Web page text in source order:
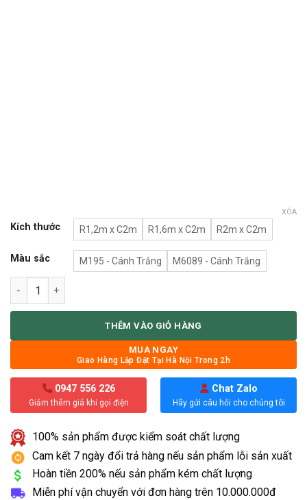
Kích thước R1,2m x C2m R1,6m x C2m R2m x C2m
Màu sắc M195 - Cánh Trắng M6089 - Cánh Trắng
XÓA
Tủ quần áo cánh lùa TA-L1 số lượng
THÊM VÀO GIỎ HÀNG
MUA NGAY
Giao Hàng Lắp Đặt Tại Hà Nội Trong 2h
0947 556 226
Giảm thêm giá khi gọi điện
Chat Zalo
Hãy gửi câu hỏi cho chúng tôi
100% sản phẩm được kiểm soát chất lượng
Cam kết 7 ngày đổi trả hàng nếu sản phẩm lỗi sản xuất
Hoàn tiền 200% nếu sản phẩm kém chất lượng
Miễn phí vận chuyển với đơn hàng trên 10.000.000đ